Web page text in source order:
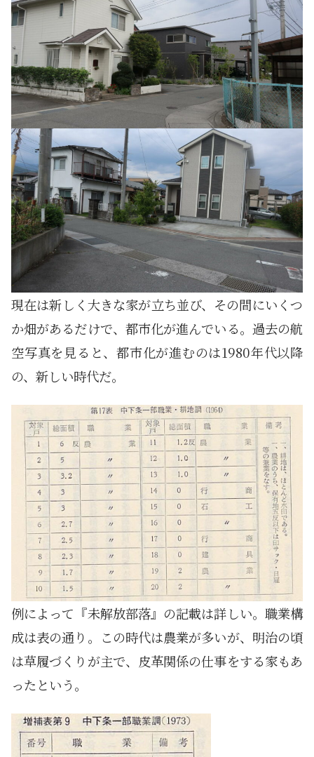
現在は新しく大きな家が立ち並び、その間にいくつ
か畑があるだけで、都市化が進んでいる。過去の航
空写真を見ると、都市化が進むのは1980年代以降
の、新しい時代だ。
例によって『未解放部落』の記載は詳しい。職業構
成は表の通り。この時代は農業が多いが、明治の頃
は草履づくりが主で、皮革関係の仕事をする家もあ
ったという。